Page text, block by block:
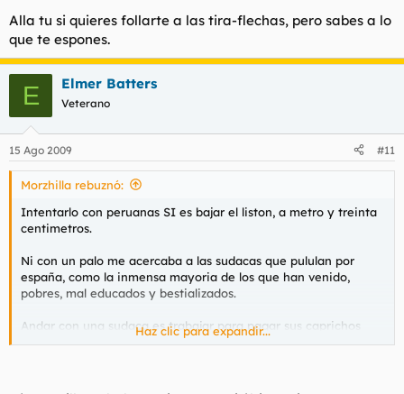
Alla tu si quieres follarte a las tira-flechas, pero sabes a lo
que te espones.
E Elmer Batters
Veterano
15 Ago 2009 #11
Morzhilla rebuznó:
Intentarlo con peruanas SI es bajar el liston, a metro y treinta
centimetros.
Ni con un palo me acercaba a las sudacas que pululan por
españa, como la inmensa mayoria de los que han venido,
pobres, mal educados y bestializados.
Andar con una sudaca es trabajar para pagar sus caprichos
materialistas, que una vez que tengan un primo que se los
Alla tu si quieres follarte a las tira-flechas, pero sabes a lo que
Haz clic para expandir...